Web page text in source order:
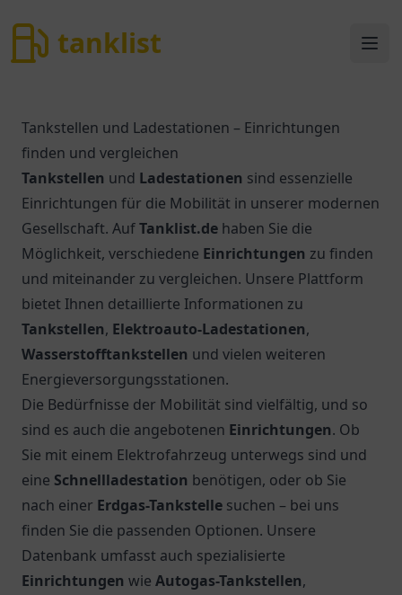
tanklist tanklist
Tankstellen und Ladestationen – Einrichtungen
finden und vergleichen
Tankstellen und Ladestationen sind essenzielle
Einrichtungen für die Mobilität in unserer modernen
Gesellschaft. AufTanklist.de haben Sie die
Möglichkeit, verschiedene Einrichtungen zu finden
und miteinander zu vergleichen. Unsere Plattform
bietet Ihnen detaillierte Informationen zu
Tankstellen, Elektroauto-Ladestationen,
Wasserstofftankstellen und vielen weiteren
Energieversorgungsstationen.
Die Bedürfnisse der Mobilität sind vielfältig, und so
sind es auch die angebotenen Einrichtungen. Ob
Sie mit einem Elektrofahrzeug unterwegs sind und
eine Schnellladestation benötigen, oder ob Sie
nach einer Erdgas-Tankstelle suchen – bei uns
finden Sie die passenden Optionen. Unsere
Datenbank umfasst auch spezialisierte
Einrichtungen wie Autogas-Tankstellen,